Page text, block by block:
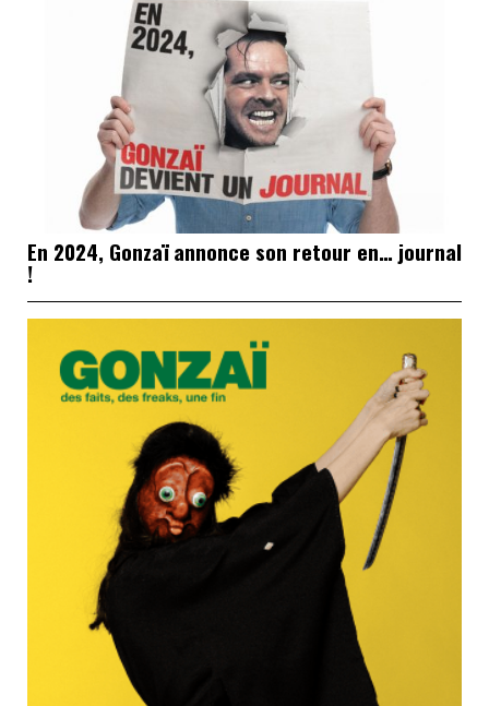
En 2024, Gonzaï annonce son retour en… journal
!